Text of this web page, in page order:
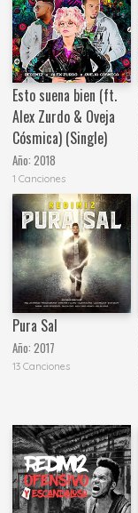
Esto suena bien (ft.
Alex Zurdo & Oveja
Cósmica) (Single)
Año:2018
1 Canciones
Pura Sal
Año:2017
13 Canciones